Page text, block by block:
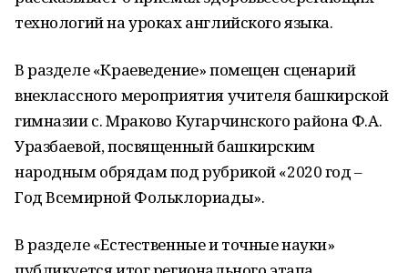
технологий на уроках английского языка.
В разделе «Краеведение» помещен сценарий
внеклассного мероприятия учителя башкирской
гимназии с. Мраково Кугарчинского района Ф.А.
Уразбаевой, посвященный башкирским
народным обрядам под рубрикой «2020 год –
Год Всемирной Фольклориады».
В разделе «Естественные и точные науки»